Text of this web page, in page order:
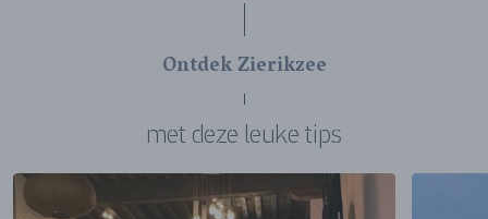
Ontdek Zierikzee
met deze leuke tips